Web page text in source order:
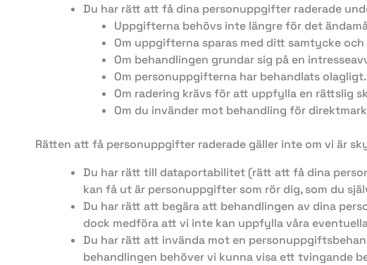
Du har rätt att få dina personuppgifter raderade
Uppgifterna behövs inte längre för det
Om uppgifterna sparas med ditt samtycke
Om behandlingen grundar sig på en
Om personuppgifterna har behandlats olagligt.
Om radering krävs för att uppfylla en rättslig
Om du invänder mot behandling för
Rätten att få personuppgifter raderade gäller inte om vi är
Du har rätt till dataportabilitet (rätt att få dina
kan få ut är personuppgifter som rör dig, som du
Du har rätt att begära att behandlingen av dina
dock medföra att vi inte kan uppfylla våra
Du har rätt att invända mot en
behandlingen behöver vi kunna visa ett tvingande